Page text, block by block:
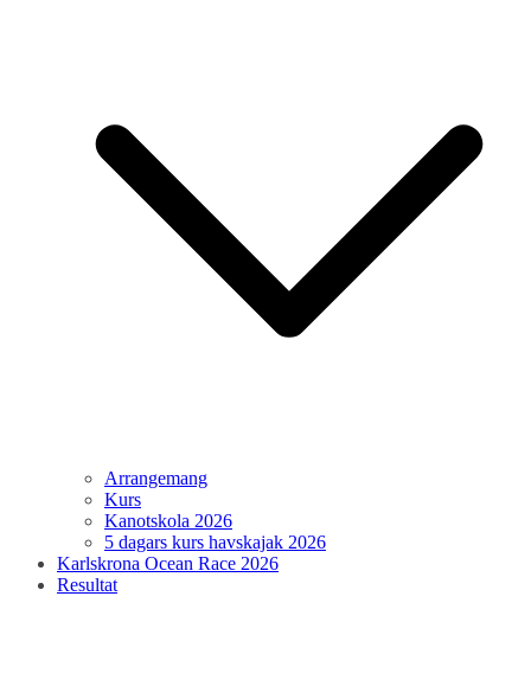
Arrangemang
Kurs
Kanotskola 2026
5 dagars kurs havskajak 2026
Karlskrona Ocean Race 2026
Resultat